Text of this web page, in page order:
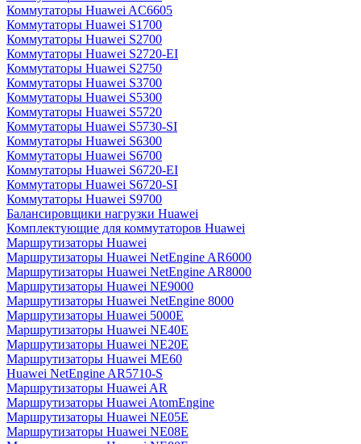
Коммутаторы Huawei AC6605
Коммутаторы Huawei S1700
Коммутаторы Huawei S2700
Коммутаторы Huawei S2720-EI
Коммутаторы Huawei S2750
Коммутаторы Huawei S3700
Коммутаторы Huawei S5300
Коммутаторы Huawei S5720
Коммутаторы Huawei S5730-SI
Коммутаторы Huawei S6300
Коммутаторы Huawei S6700
Коммутаторы Huawei S6720-EI
Коммутаторы Huawei S6720-SI
Коммутаторы Huawei S9700
Балансировщики нагрузки Huawei
Комплектующие для коммутаторов Huawei
Маршрутизаторы Huawei
Маршрутизаторы Huawei NetEngine AR6000
Маршрутизаторы Huawei NetEngine AR8000
Маршрутизаторы Huawei NE9000
Маршрутизаторы Huawei NetEngine 8000
Маршрутизаторы Huawei 5000E
Маршрутизаторы Huawei NE40E
Маршрутизаторы Huawei NE20E
Маршрутизаторы Huawei ME60
Huawei NetEngine AR5710-S
Маршрутизаторы Huawei AR
Маршрутизаторы Huawei AtomEngine
Маршрутизаторы Huawei NE05E
Маршрутизаторы Huawei NE08E